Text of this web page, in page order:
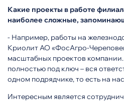
Какие проекты в работе
наиболее сложные,
- Например, работы на
Криолит АО «ФосАгро-
масштабных проектов
полностью под ключ – вся
одном подрядчике, то есть на
Интересным является